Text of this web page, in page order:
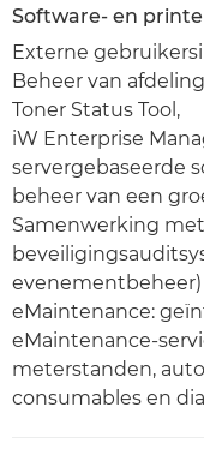
Software- en
Externe
Beheer van
Toner Status Tool,
iW Enterprise
servergebaseerde
beheer van een
Samenwerking
evenementbeheer)
eMaintenance:
eMaintenance-
meterstanden,
consumables en